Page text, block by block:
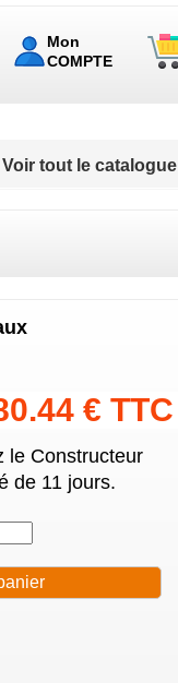
Mon
COMPTE
Voir tout le catalogue
€ TTC
le Constructeur
de 11 jours.